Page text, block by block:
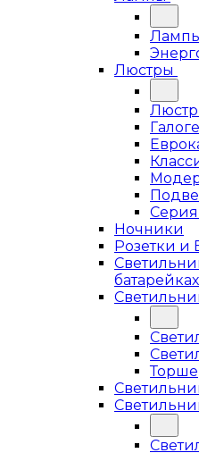
Люстры
Серия
Ночники
Розетки и
батарейках